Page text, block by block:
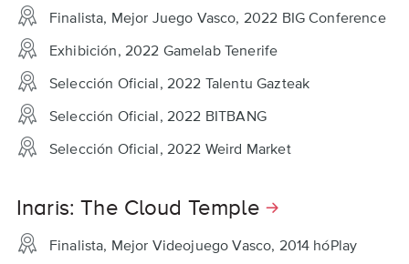
Finalista, Mejor Juego Vasco, 2022 BIG Conference
Exhibición, 2022 Gamelab Tenerife
Selección Oficial, 2022 Talentu Gazteak
Selección Oficial, 2022 BITBANG
Selección Oficial, 2022 Weird Market
Inaris: The Cloud Temple
Finalista, Mejor Videojuego Vasco, 2014 hóPlay